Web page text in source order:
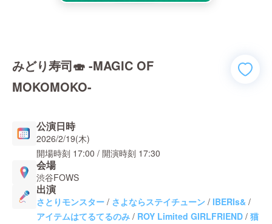
みどり寿司🍣 -MAGIC OF
MOKOMOKO-
公演日時
2026/2/19(木)
開場時刻 17:00 / 開演時刻 17:30
会場
渋谷FOWS
出演
さとりモンスター / さよならステイチューン / IBERIs& /
アイテムはてるてるのみ / ROY Limited GIRLFRIEND / 猫